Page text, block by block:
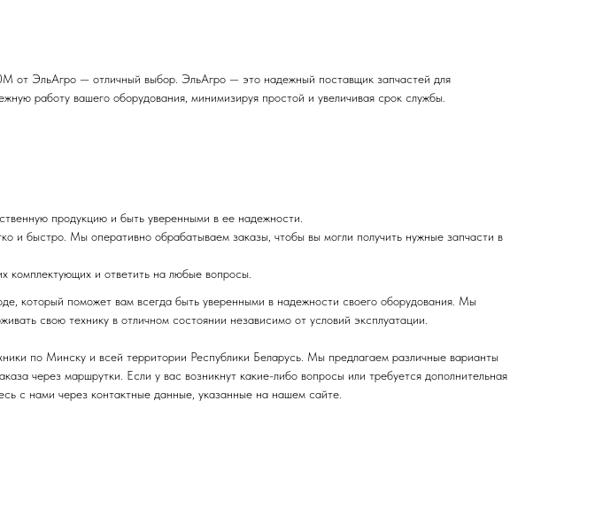
от ЭльАгро — отличный выбор. ЭльАгро — это надежный поставщик запчастей для
работу вашего оборудования, минимизируя простой и увеличивая срок службы.
продукцию и быть уверенными в ее надежности.
и быстро. Мы оперативно обрабатываем заказы, чтобы вы могли получить нужные запчасти в
комплектующих и ответить на любые вопросы.
который поможет вам всегда быть уверенными в надежности своего оборудования. Мы
свою технику в отличном состоянии независимо от условий эксплуатации.
по Минску и всей территории Республики Беларусь. Мы предлагаем различные варианты
через маршрутки. Если у вас возникнут какие-либо вопросы или требуется дополнительная
с нами через контактные данные, указанные на нашем сайте.